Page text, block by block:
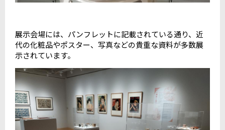
展示会場には、パンフレットに記載されている通り、近
代の化粧品やポスター、写真などの貴重な資料が多数展
示されています。